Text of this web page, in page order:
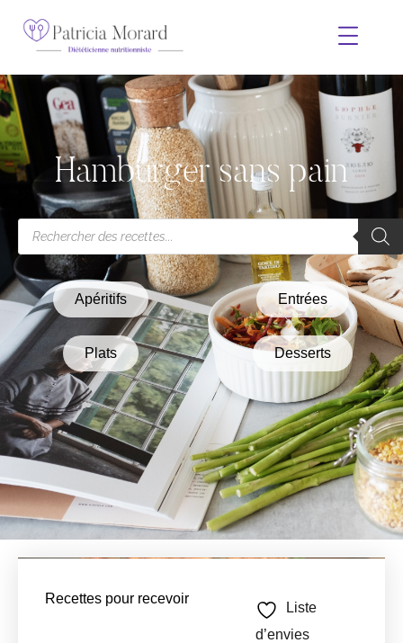
Hamburger sans pain
Apéritifs Entrées
Plats Desserts
Recettes pour recevoir
Liste
d’envies